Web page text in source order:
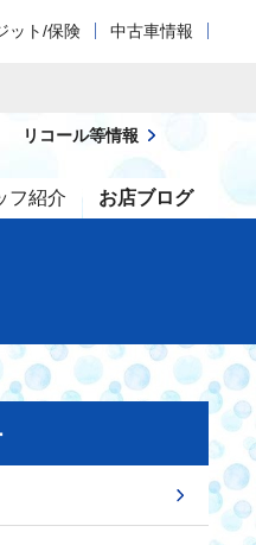
ット/保険 中古車情報
フ紹介 お店ブログ
リコール等情報